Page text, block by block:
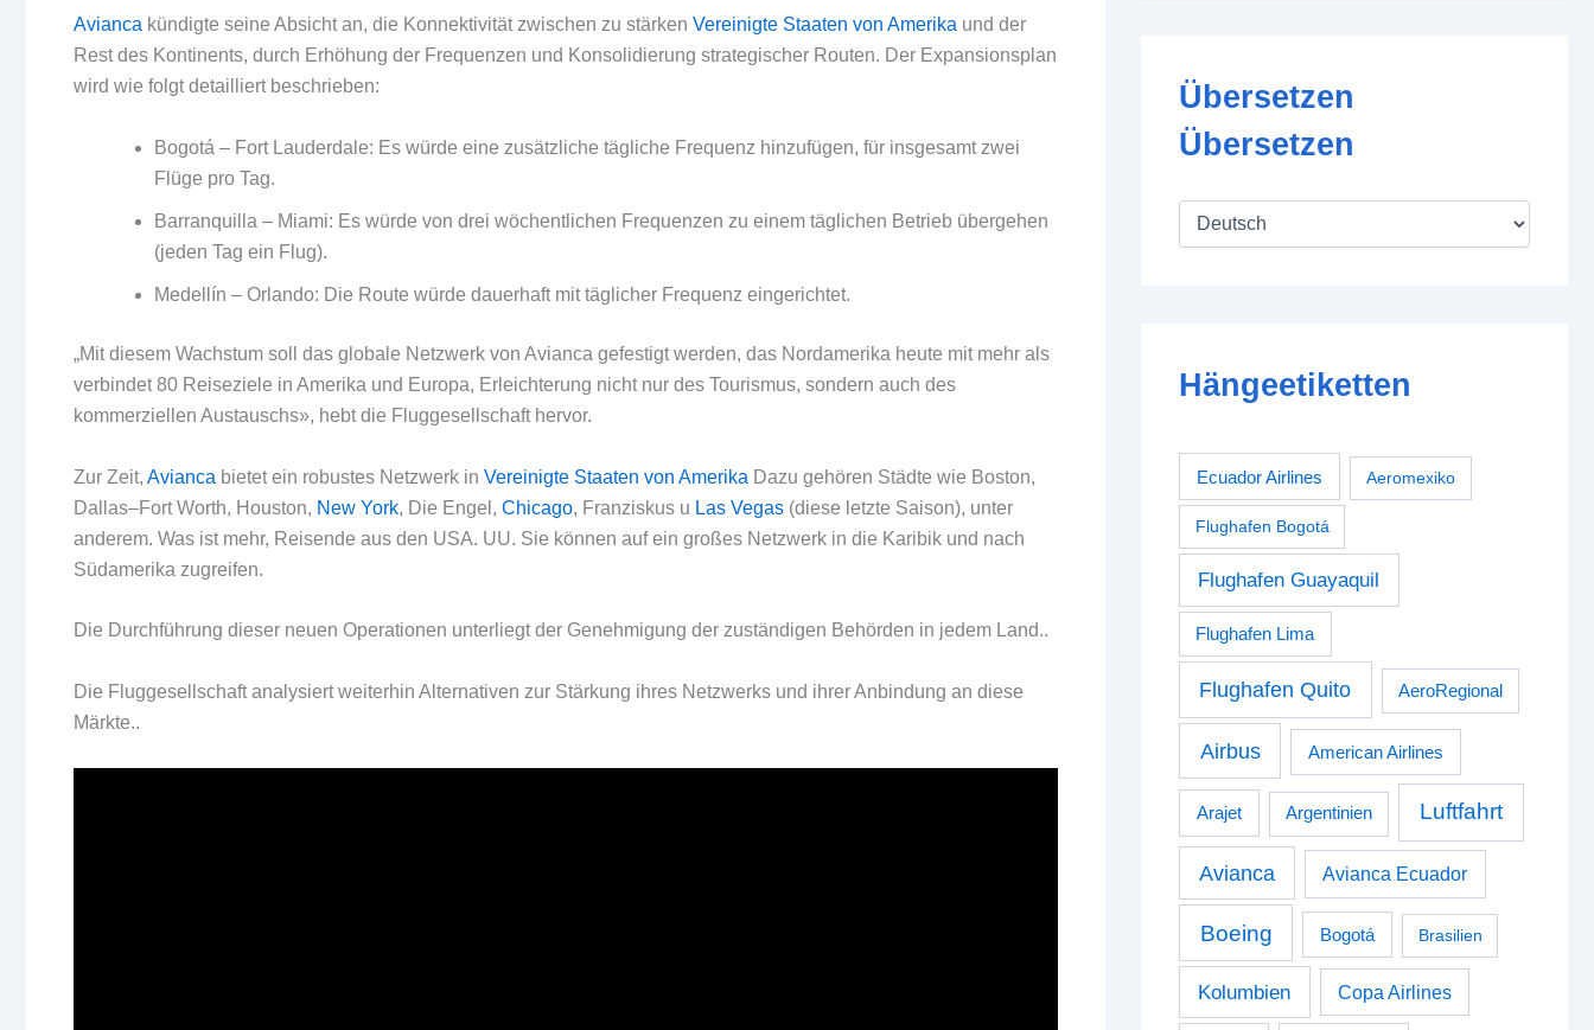
Avianca kündigte seine Absicht an, die Konnektivität zwischen zu stärken Vereinigte Staaten von Amerika und der
Rest des Kontinents, durch Erhöhung der Frequenzen und Konsolidierung strategischer Routen. Der Expansionsplan
wird wie folgt detailliert beschrieben:
Bogotá – Fort Lauderdale: Es würde eine zusätzliche tägliche Frequenz hinzufügen, für insgesamt zwei
Flüge pro Tag.
Barranquilla – Miami: Es würde von drei wöchentlichen Frequenzen zu einem täglichen Betrieb übergehen
(jeden Tag ein Flug).
Medellín – Orlando: Die Route würde dauerhaft mit täglicher Frequenz eingerichtet.
„Mit diesem Wachstum soll das globale Netzwerk von Avianca gefestigt werden, das Nordamerika heute mit mehr als
verbindet 80 Reiseziele in Amerika und Europa, Erleichterung nicht nur des Tourismus, sondern auch des
kommerziellen Austauschs», hebt die Fluggesellschaft hervor.
Zur Zeit, Avianca bietet ein robustes Netzwerk in Vereinigte Staaten von Amerika Dazu gehören Städte wie Boston,
Dallas–Fort Worth, Houston, New York, Die Engel, Chicago, Franziskus u Las Vegas (diese letzte Saison), unter
anderem. Was ist mehr, Reisende aus den USA. UU. Sie können auf ein großes Netzwerk in die Karibik und nach
Südamerika zugreifen.
Die Durchführung dieser neuen Operationen unterliegt der Genehmigung der zuständigen Behörden in jedem Land..
Die Fluggesellschaft analysiert weiterhin Alternativen zur Stärkung ihres Netzwerks und ihrer Anbindung an diese
Märkte..
Übersetzen
Übersetzen
Hängeetiketten
Ecuador Airlines Aeromexiko
Flughafen Bogotá
Flughafen Guayaquil
Flughafen Lima
Flughafen Quito AeroRegional
Airbus American Airlines
Arajet Argentinien Luftfahrt
Avianca Avianca Ecuador
Boeing Bogotá Brasilien
Kolumbien Copa Airlines